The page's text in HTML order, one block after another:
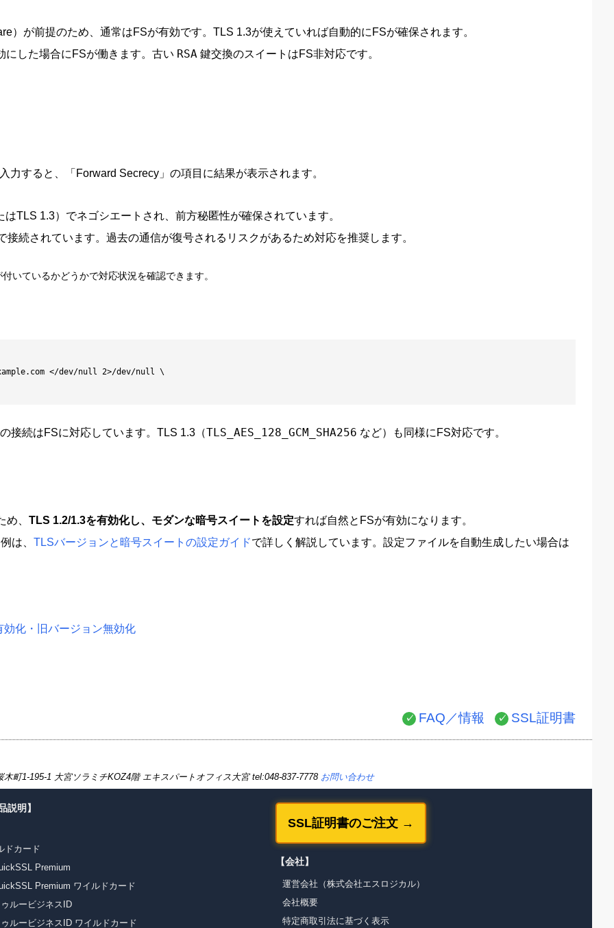
）が前提のため、通常はFSが有効です。TLS 1.3が使えていれば自動的にFSが確保されます。
した場合にFSが働きます。古い RSA 鍵交換のスイートはFS非対応です。
力すると、「Forward Secrecy」の項目に結果が表示されます。
TLS 1.3）でネゴシエートされ、前方秘匿性が確保されています。
続されています。過去の通信が復号されるリスクがあるため対応を推奨します。
いているかどうかで対応状況を確認できます。
</dev/null 2>/dev/null \
接続はFSに対応しています。TLS 1.3（TLS_AES_128_GCM_SHA256 など）も同様にFS対応です。
、 TLS 1.2/1.3を有効化し、モダンな暗号スイートを設定すれば自然とFSが有効になります。
は、 TLSバージョンと暗号スイートの設定ガイドで詳しく解説しています。設定ファイルを自動生成したい場合は
化・旧バージョン無効化
FAQ／情報 SSL証明書
町1-195-1 大宮ソラミチKOZ4階 エキスパートオフィス大宮 tel:048-837-7778 お問い合わせ
説明】
ドカード
Premium
Premium ワイルドカード
ルービジネスID
ルービジネスID ワイルドカード
SSL証明書のご注文 →
【会社】
運営会社（株式会社エスロジカル）
会社概要
特定商取引法に基づく表示